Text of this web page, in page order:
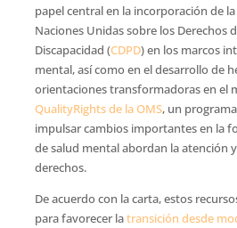
papel central en la incorporación de
Naciones Unidas sobre los Derechos
Discapacidad (CDPD) en los marcos
mental, así como en el desarrollo de
orientaciones transformadoras en el
QualityRights de la OMS, un
impulsar cambios importantes en la
de salud mental abordan la atención
derechos.
De acuerdo con la carta, estos
para favorecer latransición desde